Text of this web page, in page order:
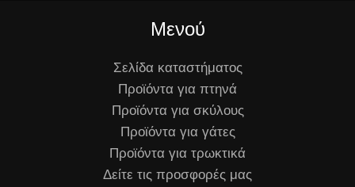
Μενού
Σελίδα καταστήματος
Προϊόντα για πτηνά
Προϊόντα για σκύλους
Προϊόντα για γάτες
Προϊόντα για τρωκτικά
Δείτε τις προσφορές μας